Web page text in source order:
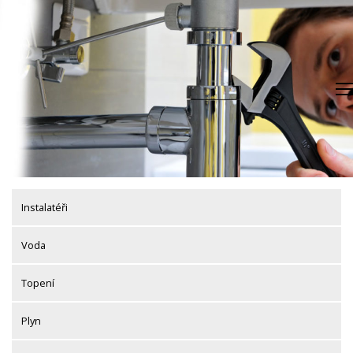
content
Instalatéři
Voda
Topení
Plyn